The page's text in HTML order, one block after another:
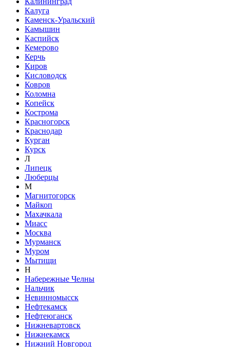
Калуга
Каменск-Уральский
Камышин
Каспийск
Кемерово
Керчь
Киров
Кисловодск
Ковров
Коломна
Копейск
Кострома
Красногорск
Краснодар
Курган
Курск
Л
Липецк
Люберцы
М
Магнитогорск
Майкоп
Махачкала
Миасс
Москва
Мурманск
Муром
Мытищи
Н
Набережные Челны
Нальчик
Невинномысск
Нефтекамск
Нефтеюганск
Нижневартовск
Нижнекамск
Нижний Новгород